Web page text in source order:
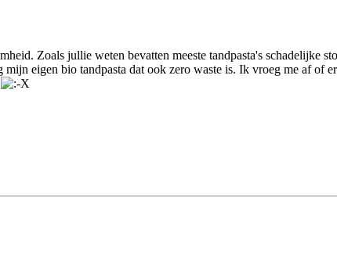
Zoals jullie weten bevatten meeste tandpasta's schadelijke
eigen bio tandpasta dat ook zero waste is. Ik vroeg me af of